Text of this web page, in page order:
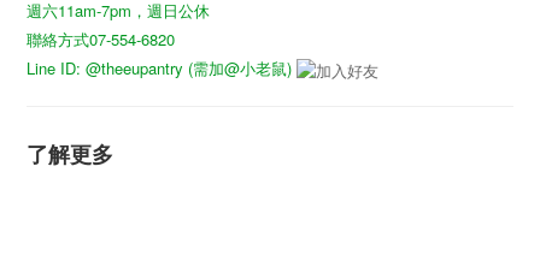
週六11am-7pm，週日公休
聯絡方式07-554-6820
Line ID: @theeupantry (需加@小老鼠)
了解更多